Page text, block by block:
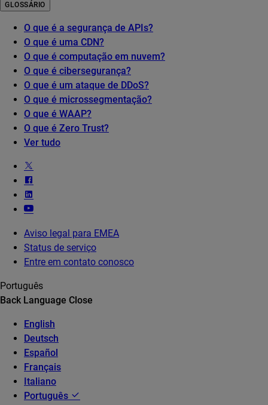
GLOSSÁRIO
O que é a segurança de APIs?
O que é uma CDN?
O que é computação em nuvem?
O que é cibersegurança?
O que é um ataque de DDoS?
O que é microssegmentação?
O que é WAAP?
O que é Zero Trust?
Ver tudo
Aviso legal para EMEA
Status de serviço
Entre em contato conosco
Português
Back Language Close
English
Deutsch
Español
Français
Italiano
Português